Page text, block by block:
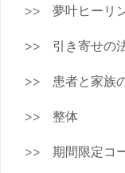
夢叶ヒーリ
引き寄せの
患者と家族
整体
期間限定コ